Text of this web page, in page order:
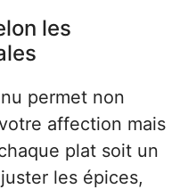
les
permet non
affection mais
plat soit un
les épices,